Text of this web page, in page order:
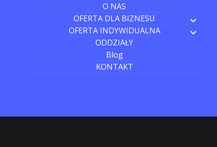
O NAS
OFERTA DLA BIZNESU
OFERTA INDYWIDUALNA
ODDZIAŁY
Blog
KONTAKT